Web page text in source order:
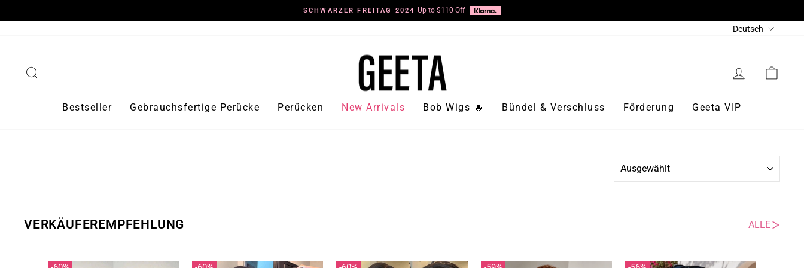
Inhalt
Pause
Diashow
SCHWARZER FREITAG 2024 Up to $110 Off
Sprache
Deutsch
Einloggen
Bestseller Gebrauchsfertige Perücke Perücken New Arrivals Bob Wigs 🔥 Bündel & Verschluss Förderung Geeta VIP
SORTIEREN
VERKÄUFEREMPFEHLUNG ALLE